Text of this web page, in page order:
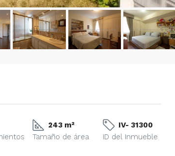
243 m²
Tamaño de área
IV- 31300
ID del Inmueble